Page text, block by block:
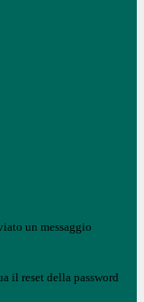
un messaggio
il reset della password